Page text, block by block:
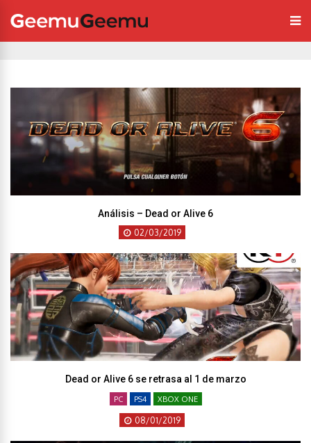
Análisis – Dead or Alive 6
02/03/2019
Dead or Alive 6 se retrasa al 1 de marzo
PC PS4 XBOX ONE
08/01/2019